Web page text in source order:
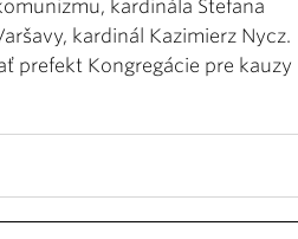
kardinála Stefana
kardinál Kazimierz Nycz.
prefekt Kongregácie pre kauzy